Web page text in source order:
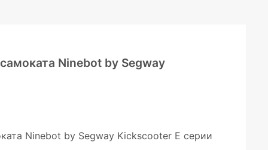
Ninebot by Segway
Ninebot by Segway Kickscooter E серии